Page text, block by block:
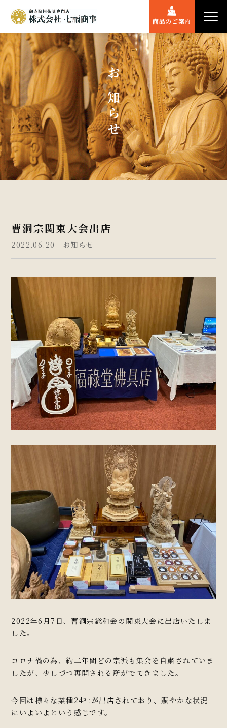
商品のご案内
お知らせ
曹洞宗関東大会出店
2022.06.20 お知らせ
2022年6月7日、曹洞宗総和会の関東大会に出店いたしま
した。
コロナ禍の為、約二年間どの宗派も集会を自粛されていま
したが、少しづつ再開される所がでてきました。
今回は様々な業種24社が出店されており、賑やかな状況
にいよいよという感じです。